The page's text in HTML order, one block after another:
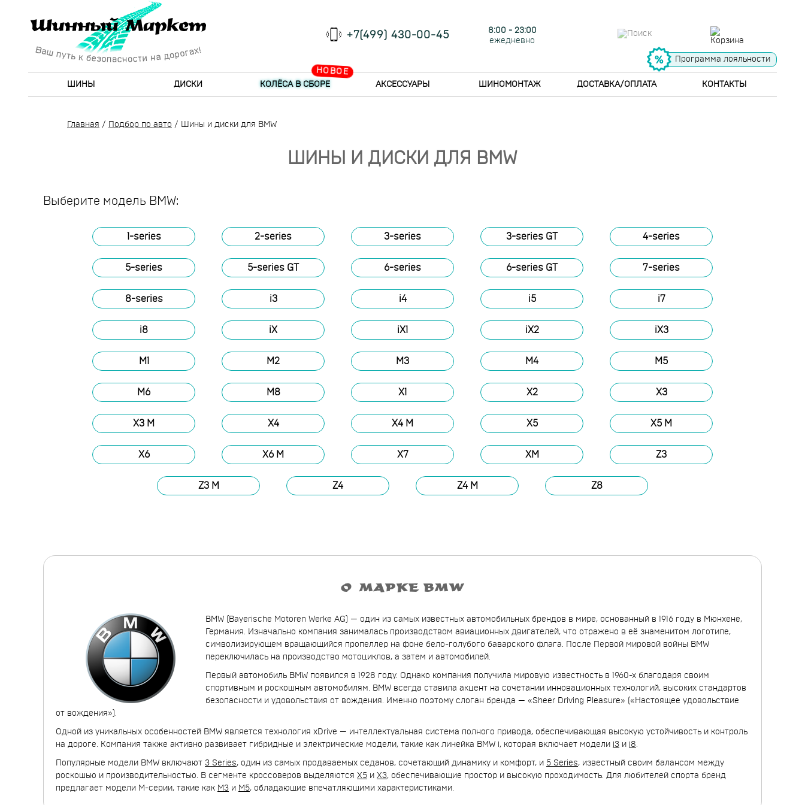
+7(499) 430-00-45
8:00 - 23:00
ежедневно
Программа лояльности
ШИНЫ ДИСКИ
НОВОЕ
КОЛЁСА В СБОРЕ АКСЕССУАРЫ ШИНОМОНТАЖ ДОСТАВКА/ОПЛАТА КОНТАКТЫ
Главная / Подбор по авто / Шины и диски для BMW
ШИНЫ И ДИСКИ ДЛЯ BMW
Выберите модель BMW:
1-series 2-series 3-series 3-series GT 4-series
5-series 5-series GT 6-series 6-series GT 7-series
8-series i3 i4 i5 i7
i8 iX iX1 iX2 iX3
M1 M2 M3 M4 M5
M6 M8 X1 X2 X3
X3 M X4 X4 M X5 X5 M
X6 X6 M X7 XM Z3
Z3 M Z4 Z4 M Z8
О МАРКЕ BMW
BMW (Bayerische Motoren Werke AG) — один из самых известных автомобильных брендов в мире, основанный в 1916 году в Мюнхене,
Германия. Изначально компания занималась производством авиационных двигателей, что отражено в её знаменитом логотипе,
символизирующем вращающийся пропеллер на фоне бело-голубого баварского флага. После Первой мировой войны BMW
переключилась на производство мотоциклов, а затем и автомобилей.
Первый автомобиль BMW появился в 1928 году. Однако компания получила мировую известность в 1960-х благодаря своим
спортивным и роскошным автомобилям. BMW всегда ставила акцент на сочетании инновационных технологий, высоких стандартов
безопасности и удовольствия от вождения. Именно поэтому слоган бренда — «Sheer Driving Pleasure» («Настоящее удовольствие
от вождения»).
Одной из уникальных особенностей BMW является технология xDrive — интеллектуальная система полного привода, обеспечивающая высокую устойчивость и контроль
на дороге. Компания также активно развивает гибридные и электрические модели, такие как линейка BMW i, которая включает модели i3 и i8.
Популярные модели BMW включают 3 Series, один из самых продаваемых седанов, сочетающий динамику и комфорт, и 5 Series, известный своим балансом между
роскошью и производительностью. В сегменте кроссоверов выделяются X5 и X3, обеспечивающие простор и высокую проходимость. Для любителей спорта бренд
предлагает модели M-серии, такие как M3 и M5, обладающие впечатляющими характеристиками.